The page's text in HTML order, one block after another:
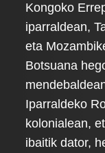
Kongoko
iparraldean,
eta
Botsuana
Iparraldeko
kolonialean,
ibaitik dator,